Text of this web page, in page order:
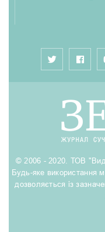
© 2006 - 2020. ТОВ
Будь-яке використання
дозволяється із